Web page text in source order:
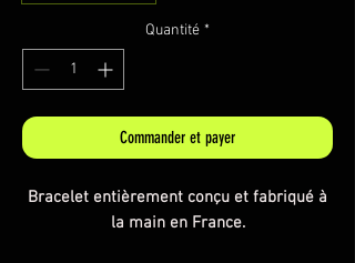
Quantité *
Commander et payer
Bracelet entièrement conçu et fabriqué à
la main en France.